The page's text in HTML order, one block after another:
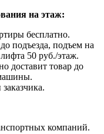
на этаж:
бесплатно.
подъезда, подъем на
50 руб./этаж.
доставит товар до
компаний.